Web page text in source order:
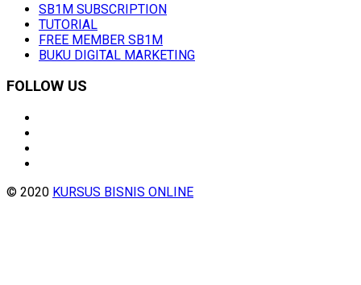
SB1M SUBSCRIPTION
TUTORIAL
FREE MEMBER SB1M
BUKU DIGITAL MARKETING
FOLLOW US
© 2020 KURSUS BISNIS ONLINE